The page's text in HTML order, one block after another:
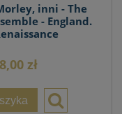
inni - The
- England.
zł